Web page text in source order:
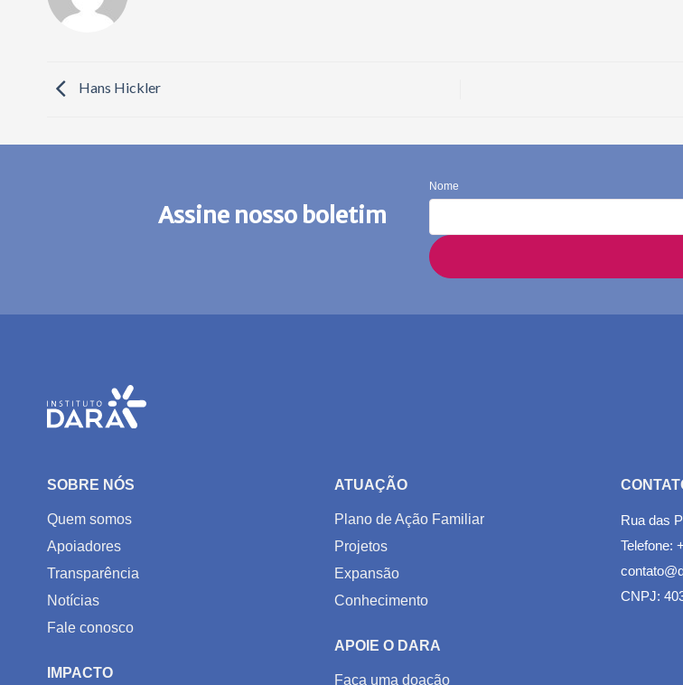
Hans Hickler
Assine nosso boletim
Nome
SOBRE NÓS
Quem somos
Apoiadores
Transparência
Notícias
Fale conosco
IMPACTO
ATUAÇÃO
Plano de Ação Familiar
Projetos
Expansão
Conhecimento
APOIE O DARA
Faça uma doação
Rua das
Telefone:
CNPJ: